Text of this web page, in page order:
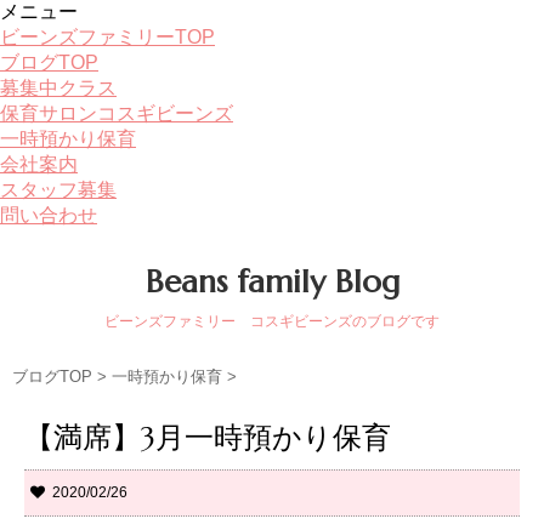
メニュー
ビーンズファミリーTOP
ブログTOP
募集中クラス
保育サロンコスギビーンズ
一時預かり保育
会社案内
スタッフ募集
問い合わせ
Beans family Blog
ビーンズファミリー コスギビーンズのブログです
ブログTOP > 一時預かり保育 >
【満席】3月一時預かり保育
2020/02/26